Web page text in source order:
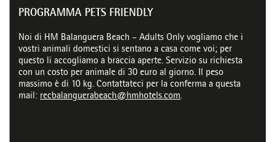
PROGRAMMA PETS FRIENDLY
Noi di HM Balanguera Beach – Adults Only vogliamo che i
vostri animali domestici si sentano a casa come voi; per
questo li accogliamo a braccia aperte. Servizio su richiesta
con un costo per animale di 30 euro al giorno. Il peso
massimo è di 10 kg. Contattateci per la conferma a questa
mail:recbalanguerabeach@hmhotels.com.